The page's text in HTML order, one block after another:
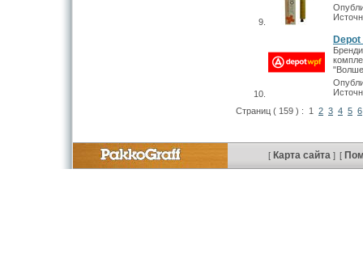
Страниц ( 159 ) :
1 2 3 4 5 6
[ Карта сайта ] [